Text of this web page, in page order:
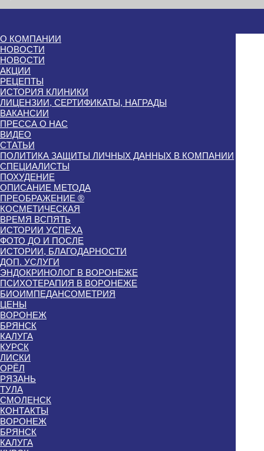
О КОМПАНИИ
НОВОСТИ
НОВОСТИ
АКЦИИ
РЕЦЕПТЫ
ИСТОРИЯ КЛИНИКИ
ЛИЦЕНЗИИ, СЕРТИФИКАТЫ, НАГРАДЫ
ВАКАНСИИ
ПРЕССА О НАС
ВИДЕО
СТАТЬИ
ПОЛИТИКА ЗАЩИТЫ ЛИЧНЫХ ДАННЫХ В КОМПАНИИ
СПЕЦИАЛИСТЫ
ПОХУДЕНИЕ
ОПИСАНИЕ МЕТОДА
ПРЕОБРАЖЕНИЕ ®
КОСМЕТИЧЕСКАЯ
ВРЕМЯ ВСПЯТЬ
ИСТОРИИ УСПЕХА
ФОТО ДО И ПОСЛЕ
ИСТОРИИ, БЛАГОДАРНОСТИ
ДОП. УСЛУГИ
ЭНДОКРИНОЛОГ В ВОРОНЕЖЕ
ПСИХОТЕРАПИЯ В ВОРОНЕЖЕ
БИОИМПЕДАНСОМЕТРИЯ
ЦЕНЫ
ВОРОНЕЖ
БРЯНСК
КАЛУГА
КУРСК
ЛИСКИ
ОРЁЛ
РЯЗАНЬ
ТУЛА
СМОЛЕНСК
КОНТАКТЫ
ВОРОНЕЖ
БРЯНСК
КАЛУГА